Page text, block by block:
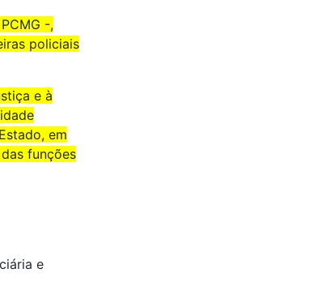
-,
policiais
e à
em
funções
e